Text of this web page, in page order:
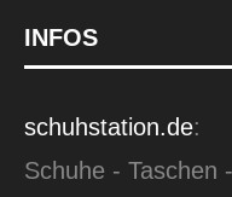
INFOS
schuhstation.de:
Schuhe - Taschen